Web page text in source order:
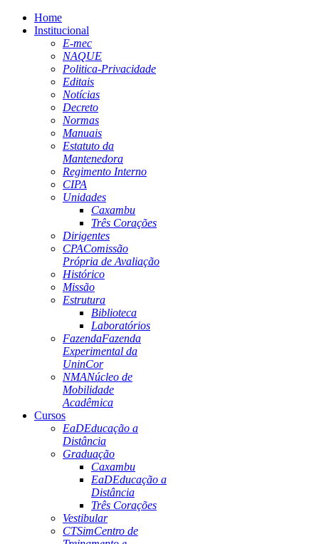
Home
Institucional
E-mec
NAQUE
Politica-Privacidade
Editais
Notícias
Decreto
Normas
Manuais
Estatuto da
Mantenedora
Regimento Interno
CIPA
Unidades
Caxambu
Três Corações
Dirigentes
CPAComissão
Própria de Avaliação
Histórico
Missão
Estrutura
Biblioteca
Laboratórios
FazendaFazenda
Experimental da
UninCor
NMANúcleo de
Mobilidade
Acadêmica
Cursos
EaDEducação a
Distância
Graduação
Caxambu
EaDEducação a
Distância
Três Corações
Vestibular
CTSimCentro de